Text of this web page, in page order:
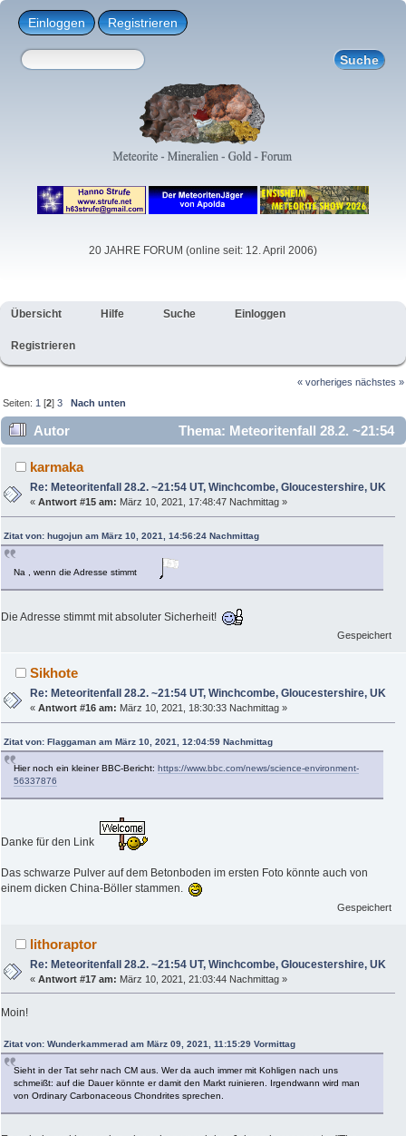
Einloggen Registrieren
20 JAHRE FORUM (online seit: 12. April 2006)
Übersicht Hilfe Suche Einloggen
Registrieren
« vorheriges nächstes »
Seiten: 1 [2]3 Nach unten
Autor
Thema: Meteoritenfall 28.2. ~21:54
UT, Winchcombe, Gloucestershire, UK (Gelesen 17685 mal)
karmaka
Re: Meteoritenfall 28.2. ~21:54 UT, Winchcombe, Gloucestershire, UK
«Antwort #15 am: März 10, 2021, 17:48:47 Nachmittag »
Zitat von: hugojun am März 10, 2021, 14:56:24 Nachmittag
Na , wenn die Adresse stimmt
Die Adresse stimmt mit absoluter Sicherheit!
Gespeichert
Sikhote
Re: Meteoritenfall 28.2. ~21:54 UT, Winchcombe, Gloucestershire, UK
«Antwort #16 am: März 10, 2021, 18:30:33 Nachmittag »
Zitat von: Flaggaman am März 10, 2021, 12:04:59 Nachmittag
Hier noch ein kleiner BBC-Bericht: https://www.bbc.com/news/science-environment-
56337876
Danke für den Link
Das schwarze Pulver auf dem Betonboden im ersten Foto könnte auch von
einem dicken China-Böller stammen.
Gespeichert
lithoraptor
Re: Meteoritenfall 28.2. ~21:54 UT, Winchcombe, Gloucestershire, UK
«Antwort #17 am: März 10, 2021, 21:03:44 Nachmittag »
Moin!
Zitat von: Wunderkammerad am März 09, 2021, 11:15:29 Vormittag
Sieht in der Tat sehr nach CM aus. Wer da auch immer mit Kohligen nach uns
schmeißt: auf die Dauer könnte er damit den Markt ruinieren. Irgendwann wird man
von Ordinary Carbonaceous Chondrites sprechen.